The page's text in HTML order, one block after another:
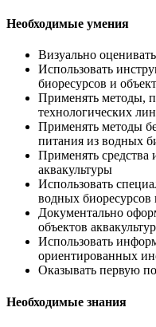
Необходимые умения
Визуально
Использовать
биоресурсов и
Применять методы,
технологических
Применять методы
питания из водных
Применять средства
аквакультуры
Использовать
водных биоресурсов
Документально
объектов
Использовать
ориентированных
Оказывать первую
Необходимые знания